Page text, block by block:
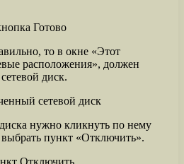
то в окне «Этот
расположения», должен
диск.
нужно кликнуть по нему
пункт «Отключить».